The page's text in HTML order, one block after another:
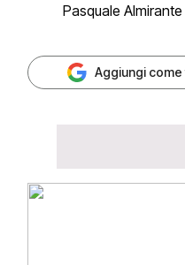
Pasquale Almirante
Aggiungi